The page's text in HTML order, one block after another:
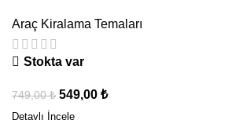
Araç Kiralama Temaları
Stokta var
749,00₺ 549,00 ₺